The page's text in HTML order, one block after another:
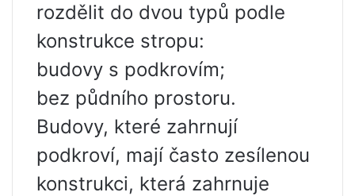
rozdělit do dvou typů podle
konstrukce stropu:
budovy s podkrovím;
bez půdního prostoru.
Budovy, které zahrnují
podkroví, mají často zesílenou
konstrukci, která zahrnuje